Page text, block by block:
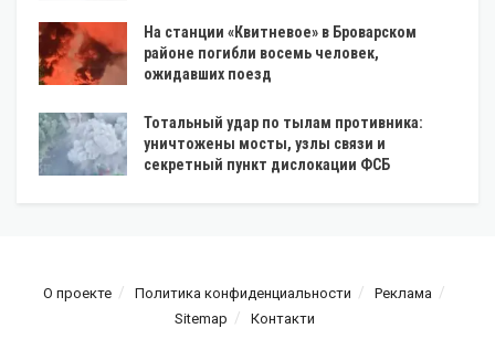
На станции «Квитневое» в Броварском
районе погибли восемь человек,
ожидавших поезд
Тотальный удар по тылам противника:
уничтожены мосты, узлы связи и
секретный пункт дислокации ФСБ
О проекте Политика конфиденциальности
Реклама
Sitemap
Контакти